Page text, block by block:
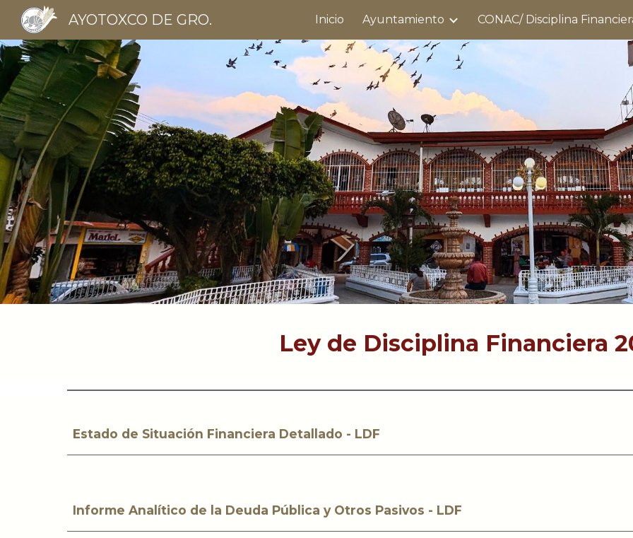
Skip to main content Skip to
AYOTOXCO DE GRO. Inicio Ayuntamiento CONAC/ Disciplina
Ley de Disciplina Financiera
Estado de Situación Financiera Detallado - LDF
Informe Analítico de la Deuda Pública y Otros Pasivos - LDF